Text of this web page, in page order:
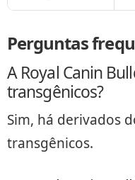
Perguntas
A Royal Canin
transgênicos?
Sim, há derivados
transgênicos.